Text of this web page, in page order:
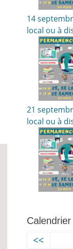
14
local ou à
21
local ou à
Calendrier
<<